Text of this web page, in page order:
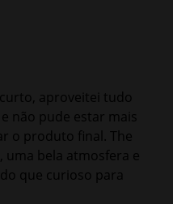
aproveitei tudo
não pude estar mais
o produto final. The
uma bela atmosfera e
que curioso para